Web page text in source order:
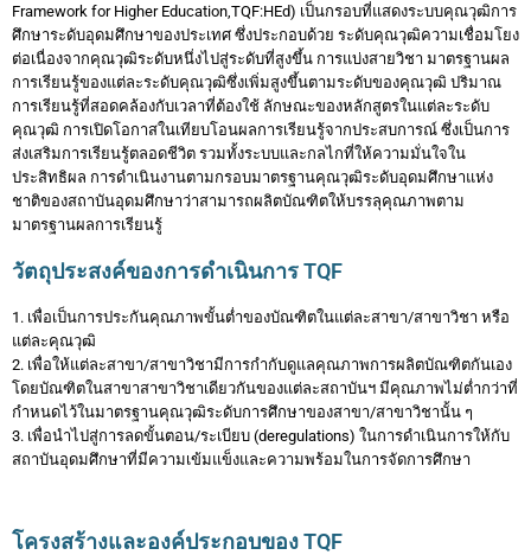
Framework for Higher Education, TQF:HEd) เป็นกรอบที่แสดงระบบคุณวุฒิการ
ศึกษาระดับอุดมศึกษาของประเทศ ซึ่งประกอบด้วย ระดับคุณวุฒิความเชื่อมโยง
ต่อเนื่องจากคุณวุฒิระดับหนึ่งไปสู่ระดับที่สูงขึ้น การแบ่งสายวิชา มาตรฐานผล
การเรียนรู้ของแต่ละระดับคุณวุฒิซึ่งเพิ่มสูงขึ้นตามระดับของคุณวุฒิ ปริมาณ
การเรียนรู้ที่สอดคล้องกับเวลาที่ต้องใช้ ลักษณะของหลักสูตรในแต่ละระดับ
คุณวุฒิ การเปิดโอกาสในเทียบโอนผลการเรียนรู้จากประสบการณ์ ซึ่งเป็นการ
ส่งเสริมการเรียนรู้ตลอดชีวิต รวมทั้งระบบและกลไกที่ให้ความมั่นใจใน
ประสิทธิผล การดำเนินงานตามกรอบมาตรฐานคุณวุฒิระดับอุดมศึกษาแห่ง
ชาติของสถาบันอุดมศึกษาว่าสามารถผลิตบัณฑิตให้บรรลุคุณภาพตาม
มาตรฐานผลการเรียนรู้
วัตถุประสงค์ของการดำเนินการ TQF
1. เพื่อเป็นการประกันคุณภาพขั้นต่ำของบัณฑิตในแต่ละสาขา/สาขาวิชา หรือ
แต่ละคุณวุฒิ
2. เพื่อให้แต่ละสาขา/สาขาวิชามีการกำกับดูแลคุณภาพการผลิตบัณฑิตกันเอง
โดยบัณฑิตในสาขาสาขาวิชาเดียวกันของแต่ละสถาบันฯ มีคุณภาพไม่ต่ำกว่าที่
กำหนดไว้ในมาตรฐานคุณวุฒิระดับการศึกษาของสาขา/สาขาวิชานั้น ๆ
3. เพื่อนำไปสู่การลดขั้นตอน/ระเบียบ (deregulations) ในการดำเนินการให้กับ
สถาบันอุดมศึกษาที่มีความเข้มแข็งและความพร้อมในการจัดการศึกษา
โครงสร้างและองค์ประกอบของ TQF